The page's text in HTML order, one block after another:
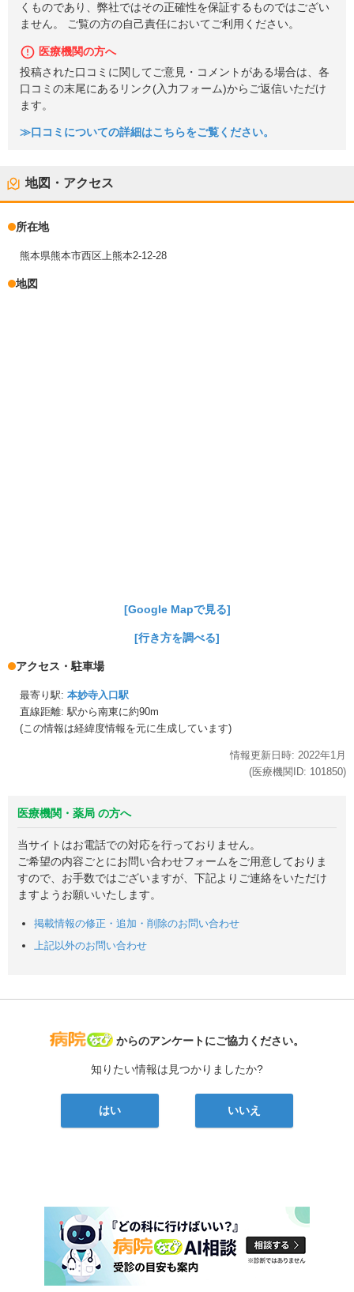
くものであり、弊社ではその正確性を保証するものではござい
ません。 ご覧の方の自己責任においてご利用ください。
医療機関の方へ
投稿された口コミに関してご意見・コメントがある場合は、各
口コミの末尾にあるリンク(入力フォーム)からご返信いただけ
ます。
≫口コミについての詳細はこちらをご覧ください。
地図・アクセス
所在地
熊本県熊本市西区上熊本2-12-28
地図
[Google Mapで見る]
[行き方を調べる]
アクセス・駐車場
最寄り駅: 本妙寺入口駅
直線距離: 駅から南東に約90m
(この情報は経緯度情報を元に生成しています)
情報更新日時: 2022年1月
(医療機関ID: 101850)
医療機関・薬局 の方へ
当サイトはお電話での対応を行っておりません。
ご希望の内容ごとにお問い合わせフォームをご用意しておりま
すので、お手数ではございますが、下記よりご連絡をいただけ
ますようお願いいたします。
掲載情報の修正・追加・削除のお問い合わせ
上記以外のお問い合わせ
病院なび
からのアンケートにご協力ください。
知りたい情報は見つかりましたか?
はい いいえ